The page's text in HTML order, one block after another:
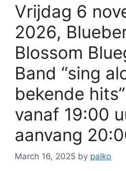
Vrijdag 6
2026,
Blossom
Band “sing
bekende
vanaf 19:00
aanvang
March 16, 2025 by palko